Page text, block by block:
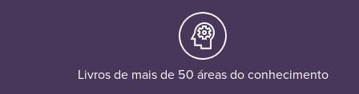
Livros de mais de 50 áreas do conhecimento